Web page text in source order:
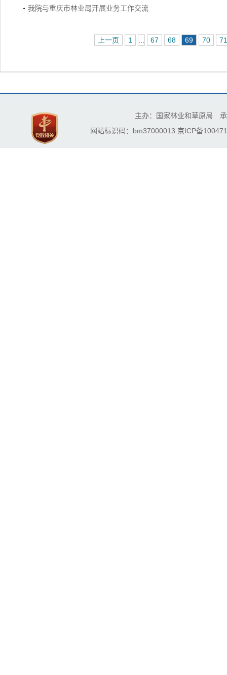
我院与重庆市林业局开展业务工作交流
上一页 1 ... 67 68 69 70 71
主办：国家林业和草原局
网站标识码：bm37000013 京ICP备